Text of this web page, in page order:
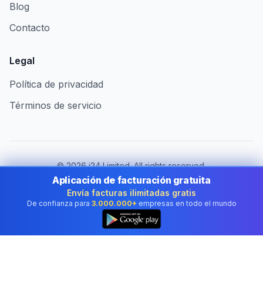
Blog
Contacto
Legal
Política de privacidad
Términos de servicio
©2026i24 Limited. All rights reserved.
Al servicio de empresas en Spain
Cambiar de país:
Spain
Aplicación de facturación gratuita
Envía facturas ilimitadas gratis
De confianza para 3.000.000+ empresas en todo el mundo